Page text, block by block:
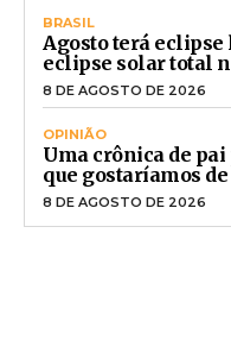
BRASIL
Agosto terá
eclipse solar total
8 DE AGOSTO DE 2026
OPINIÃO
Uma crônica de
que gostaríamos de
8 DE AGOSTO DE 2026